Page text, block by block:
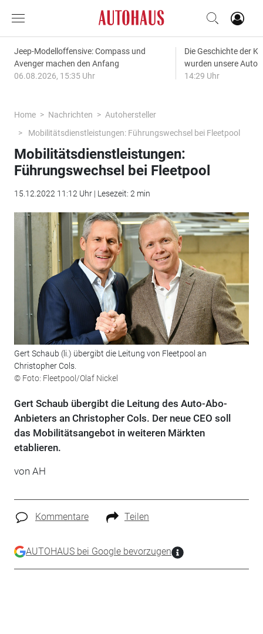
Jeep-Modelloffensive: Compass und
Avenger machen den Anfang
06.08.2026, 15:35 Uhr
Die Geschichte der
wurden unsere
14:29 Uhr
Home Nachrichten
Autohersteller
Mobilitätsdienstleistungen: Führungswechsel bei Fleetpool
Mobilitätsdienstleistungen:
Führungswechsel bei Fleetpool
15.12.2022 11:12 Uhr | Lesezeit: 2 min
Gert Schaub (li.) übergibt die Leitung von Fleetpool an
Christopher Cols.
© Foto: Fleetpool/Olaf Nickel
Gert Schaub übergibt die Leitung des Auto-Abo-
Anbieters an Christopher Cols. Der neue CEO soll
das Mobilitätsangebot in weiteren Märkten
etablieren.
von AH
Kommentare Teilen
AUTOHAUS bei Google bevorzugen